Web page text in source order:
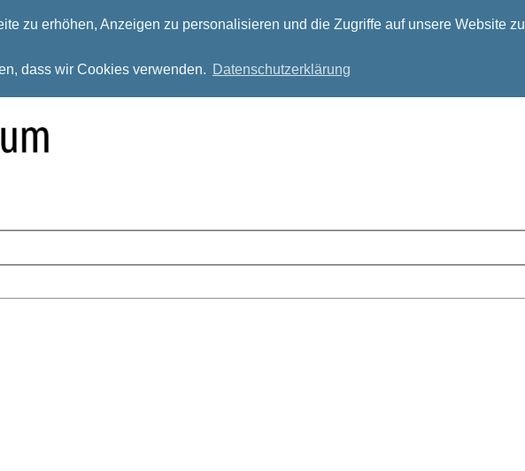
zu erhöhen, Anzeigen zu personalisieren und die Zugriffe auf unsere Website zu
dass wir Cookies verwenden. Datenschutzerklärung